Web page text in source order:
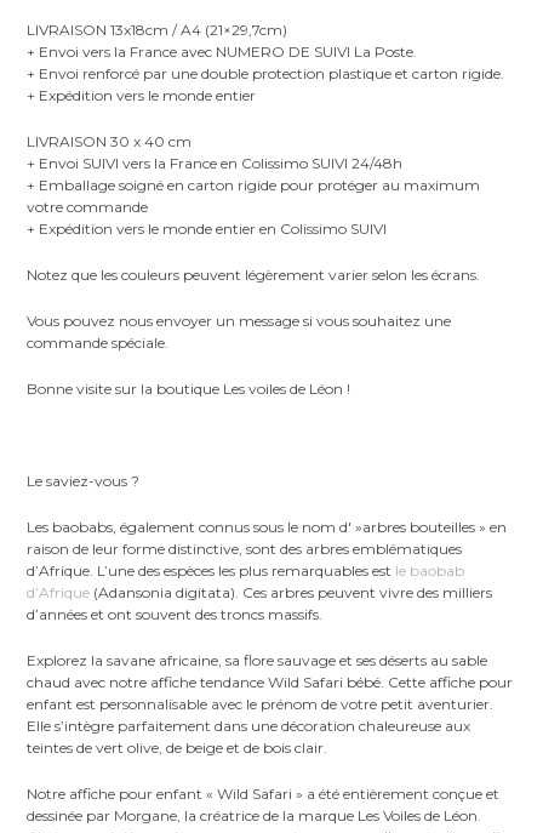
LIVRAISON 13x18cm / A4 (21×29,7cm)
+ Envoi vers la France avec NUMERO DE SUIVI La Poste.
+ Envoi renforcé par une double protection plastique et carton rigide.
+ Expédition vers le monde entier
LIVRAISON 30 x 40 cm
+ Envoi SUIVI vers la France en Colissimo SUIVI 24/48h
+ Emballage soigné en carton rigide pour protéger au maximum
votre commande
+ Expédition vers le monde entier en Colissimo SUIVI
Notez que les couleurs peuvent légèrement varier selon les écrans.
Vous pouvez nous envoyer un message si vous souhaitez une
commande spéciale.
Bonne visite sur la boutique Les voiles de Léon !
Le saviez-vous ?
Les baobabs, également connus sous le nom d' »arbres bouteilles » en
raison de leur forme distinctive, sont des arbres emblématiques
d’Afrique. L’une des espèces les plus remarquables est le baobab
d’Afrique (Adansonia digitata). Ces arbres peuvent vivre des milliers
d’années et ont souvent des troncs massifs.
Explorez la savane africaine, sa flore sauvage et ses déserts au sable
chaud avec notre affiche tendance Wild Safari bébé. Cette affiche pour
enfant est personnalisable avec le prénom de votre petit aventurier.
Elle s’intègre parfaitement dans une décoration chaleureuse aux
teintes de vert olive, de beige et de bois clair.
Notre affiche pour enfant « Wild Safari » a été entièrement conçue et
dessinée par Morgane, la créatrice de la marque Les Voiles de Léon.